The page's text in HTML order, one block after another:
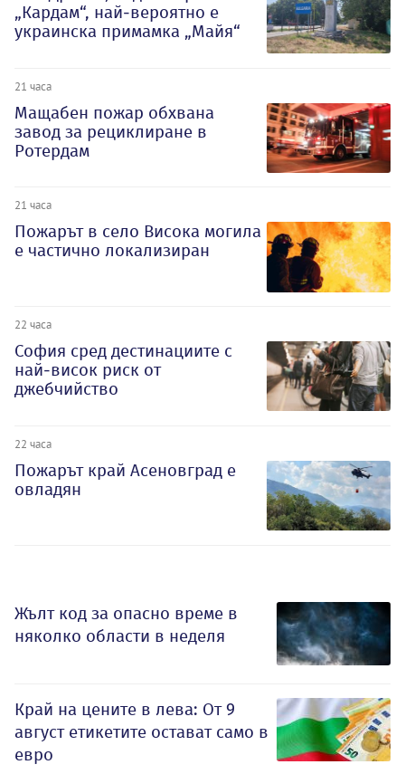
„Кардам“, най-вероятно е
украинска примамка „Майя“
21 часа
Мащабен пожар обхвана
завод за рециклиране в
Ротердам
21 часа
Пожарът в село Висока могила
е частично локализиран
22 часа
София сред дестинациите с
най-висок риск от
джебчийство
22 часа
Пожарът край Асеновград е
овладян
Жълт код за опасно време в
няколко области в неделя
Край на цените в лева: От 9
август етикетите остават само в
евро